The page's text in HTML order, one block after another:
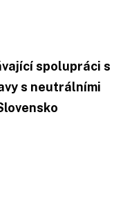
spolupráci s
s neutrálními